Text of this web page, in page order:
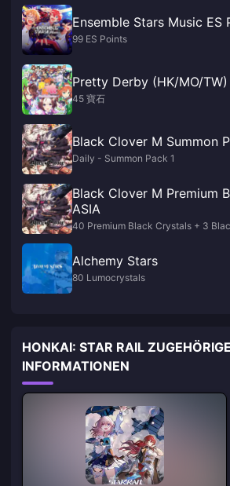
Ensemble Stars Music ES
99 ES Points
Pretty Derby (HK/MO/TW)
45 寶石
Black Clover M Summon
Daily - Summon Pack 1
Black Clover M Premium
ASIA
40 Premium Black Crystals + 3
Alchemy Stars
80 Lumocrystals
HONKAI: STAR RAIL ZUGEHÖRIGE
INFORMATIONEN